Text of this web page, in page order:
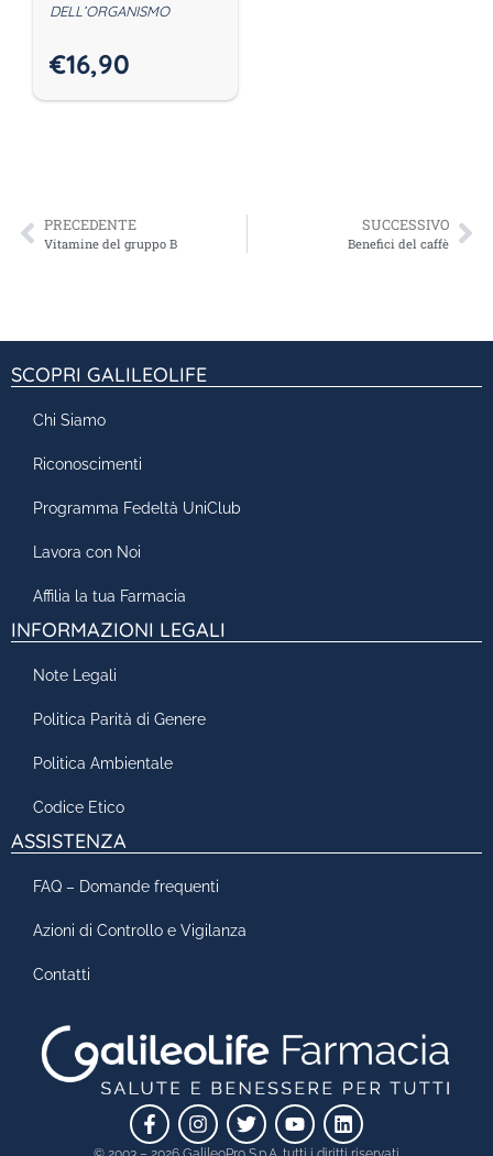
DELL’ORGANISMO
€16,90
PRECEDENTE
Vitamine del gruppo B
SUCCESSIVO
Benefici del caffè
SCOPRI GALILEOLIFE
Chi Siamo
Riconoscimenti
Programma Fedeltà UniClub
Lavora con Noi
Affilia la tua Farmacia
INFORMAZIONI LEGALI
Note Legali
Politica Parità di Genere
Politica Ambientale
Codice Etico
ASSISTENZA
FAQ – Domande frequenti
Azioni di Controllo e Vigilanza
Contatti